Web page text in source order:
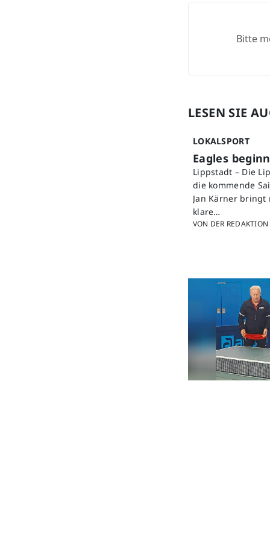
Bitte
LESEN SIE
LOKALSPORT
Eagles
Lippstadt – Die
die kommende
Jan Kärner
klare…
VON DER